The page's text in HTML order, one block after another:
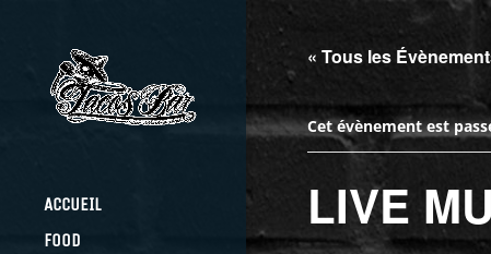
ACCUEIL
FOOD
« Tous les
Cet évènement est
LIVE